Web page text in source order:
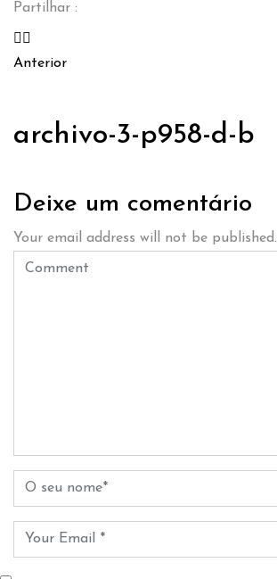
Partilhar :
Anterior
archivo-3-p958-d-b
Deixe um comentário
Your email address will not be published.